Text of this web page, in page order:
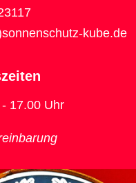
kube.de
17.00 Uhr